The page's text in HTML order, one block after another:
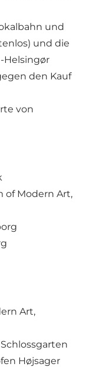
und
und die
Helsingør
den Kauf
von
of Modern Art,
Art,
Højsager